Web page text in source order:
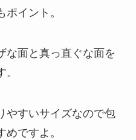
イント。
な面と真っ直ぐな面を
やすいサイズなので包
ですよ。